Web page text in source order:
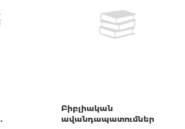
Բիբլիական
ավանդապատումներ